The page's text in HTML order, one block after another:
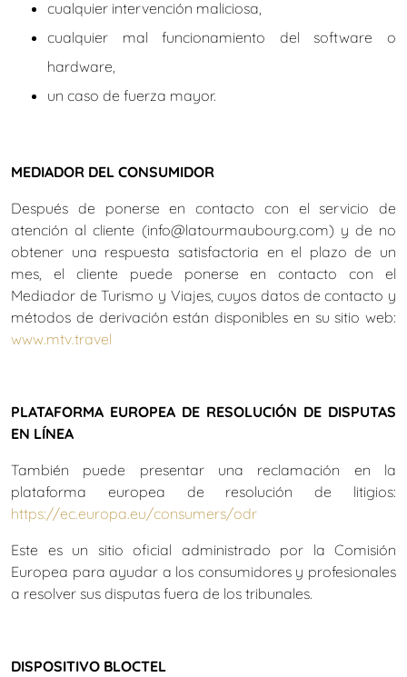
cualquier intervención maliciosa,
cualquier mal funcionamiento del software o
hardware,
un caso de fuerza mayor.
MEDIADOR DEL CONSUMIDOR
Después de ponerse en contacto con el servicio de
atención al cliente (info@latourmaubourg.com) y de no
obtener una respuesta satisfactoria en el plazo de un
mes, el cliente puede ponerse en contacto con el
Mediador de Turismo y Viajes, cuyos datos de contacto y
métodos de derivación están disponibles en su sitio web:
www.mtv.travel
PLATAFORMA EUROPEA DE RESOLUCIÓN DE DISPUTAS
EN LÍNEA
También puede presentar una reclamación en la
plataforma europea de resolución de litigios:
https://ec.europa.eu/consumers/odr
Este es un sitio oficial administrado por la Comisión
Europea para ayudar a los consumidores y profesionales
a resolver sus disputas fuera de los tribunales.
DISPOSITIVO BLOCTEL